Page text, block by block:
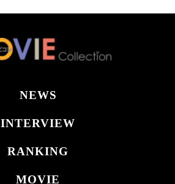
NEWS
INTERVIEW
RANKING
MOVIE